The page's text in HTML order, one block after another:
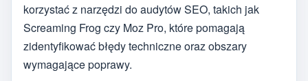
korzystać z narzędzi do audytów SEO, takich jak
Screaming Frog czy Moz Pro, które pomagają
zidentyfikować błędy techniczne oraz obszary
wymagające poprawy.